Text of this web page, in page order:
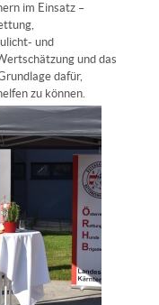
im Einsatz –
und
und das
dafür,
zu können.